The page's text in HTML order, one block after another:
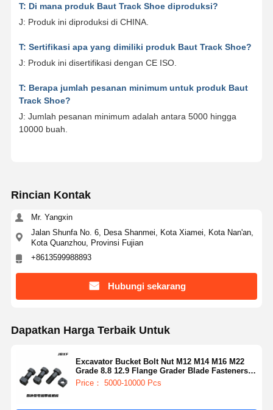
T: Di mana produk Baut Track Shoe diproduksi?
J: Produk ini diproduksi di CHINA.
T: Sertifikasi apa yang dimiliki produk Baut Track Shoe?
J: Produk ini disertifikasi dengan CE ISO.
T: Berapa jumlah pesanan minimum untuk produk Baut
Track Shoe?
J: Jumlah pesanan minimum adalah antara 5000 hingga
10000 buah.
Rincian Kontak
Mr. Yangxin
Jalan Shunfa No. 6, Desa Shanmei, Kota Xiamei, Kota Nan'an,
Kota Quanzhou, Provinsi Fujian
+8613599988893
Hubungi sekarang
Dapatkan Harga Terbaik Untuk
Excavator Bucket Bolt Nut M12 M14 M16 M22
Grade 8.8 12.9 Flange Grader Blade Fasteners
Baut dan Nuts
Price： 5000-10000 Pcs